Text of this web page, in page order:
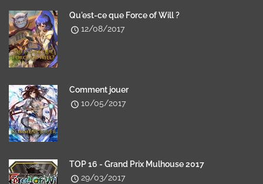
Qu'est-ce que Force of Will ?
12/08/2017
Comment jouer
10/05/2017
TOP 16 - Grand Prix Mulhouse 2017
29/03/2017